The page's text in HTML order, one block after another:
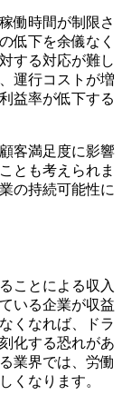
働時間が制限さ
低下を余儀なく
する対応が難し
運行コストが増
益率が低下する
客満足度に影響
とも考えられま
の持続可能性に
ことによる収入
いる企業が収益
くなれば、ドラ
化する恐れがあ
業界では、労働
くなります。